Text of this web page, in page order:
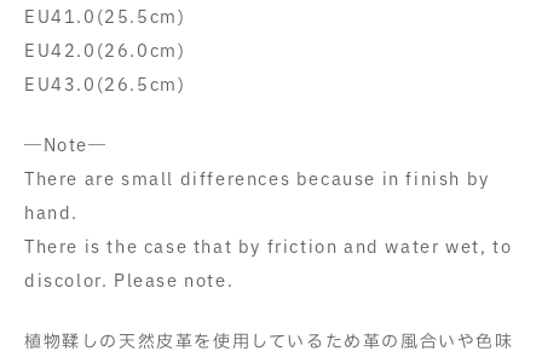
EU41.0(25.5cm)
EU42.0(26.0cm)
EU43.0(26.5cm)
―Note―
There are small differences because in finish by
hand.
There is the case that by friction and water wet, to
discolor. Please note.
植物鞣しの天然皮革を使用しているため革の風合いや色味